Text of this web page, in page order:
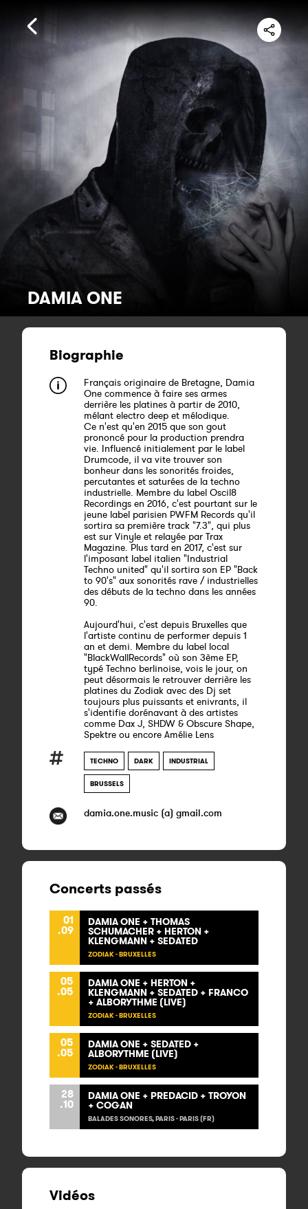
DAMIA ONE
Biographie
Français originaire de Bretagne, Damia
One commence à faire ses armes
derrière les platines à partir de 2010,
mélant electro deep et mélodique.
Ce n'est qu'en 2015 que son gout
prononcé pour la production prendra
vie. Influencé initialement par le label
Drumcode, il va vite trouver son
bonheur dans les sonorités froides,
percutantes et saturées de la techno
industrielle. Membre du label Oscil8
Recordings en 2016, c'est pourtant sur le
jeune label parisien PWFM Records qu'il
sortira sa première track "7.3", qui plus
est sur Vinyle et relayée par Trax
Magazine. Plus tard en 2017, c'est sur
l'imposant label italien "Industrial
Techno united" qu'il sortira son EP "Back
to 90's" aux sonorités rave / industrielles
des débuts de la techno dans les années
90.
Aujourd'hui, c'est depuis Bruxelles que
l'artiste continu de performer depuis 1
an et demi. Membre du label local
"BlackWallRecords" où son 3ème EP,
typé Techno berlinoise, vois le jour, on
peut désormais le retrouver derrière les
platines du Zodiak avec des Dj set
toujours plus puissants et enivrants, il
s'identifie dorénavant à des artistes
comme Dax J, SHDW & Obscure Shape,
Spektre ou encore Amélie Lens
TECHNO DARK INDUSTRIAL
BRUSSELS
damia.one.music (a) gmail.com
Concerts passés
01
.09
DAMIA ONE + THOMAS
SCHUMACHER + HERTON +
KLENGMANN + SEDATED
ZODIAK - BRUXELLES
05
.05
DAMIA ONE + HERTON +
KLENGMANN + SEDATED + FRANCO
+ ALBORYTHME (LIVE)
ZODIAK - BRUXELLES
05
.05
DAMIA ONE + SEDATED +
ALBORYTHME (LIVE)
ZODIAK - BRUXELLES
28
.10
DAMIA ONE + PREDACID + TROYON
+ COGAN
BALADES SONORES, PARIS - PARIS (FR)
Vidéos